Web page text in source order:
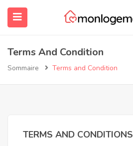
(À Propos)
Terms And Condition
Sommaire Terms and Condition
TERMS AND CONDITIONS